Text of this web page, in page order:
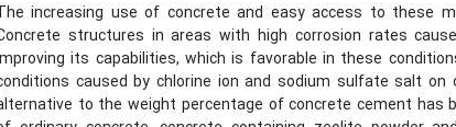
increasing use of concrete and easy access to these
structures in areas with high corrosion rates
its capabilities, which is favorable in these
caused by chlorine ion and sodium sulfate salt
to the weight percentage of concrete cement